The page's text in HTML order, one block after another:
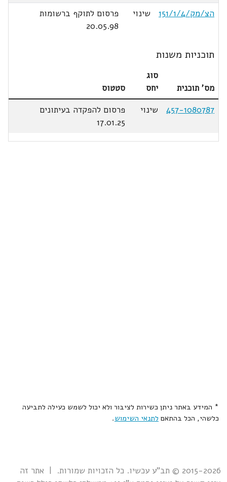
הצ/מק/151/1/4
שינוי
פרסום לתוקף ברשומות
20.05.98
תוכניות משנות
מס' תוכנית
סוג
יחס
סטטוס
457-1080787
שינוי
פרסום להפקדה בעיתונים
17.01.25
* המידע באתר ניתן כשירות לציבור ולא יכול לשמש כעילה לתביעה
כלשהי, הכל בהתאם לתנאי השימוש.
2015-2026 © תב"ע עכשיו. כל הזכויות שמורות. | אתר זה